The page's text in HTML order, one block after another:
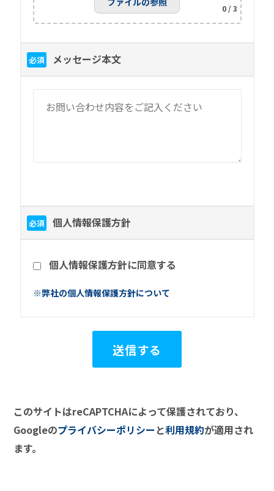
0/ 3
必須 メッセージ本文
必須 個人情報保護方針
個人情報保護方針に同意する
※弊社の個人情報保護方針について
このサイトはreCAPTCHAによって保護されており、
Googleのプライバシーポリシー と利用規約が適用され
ます。